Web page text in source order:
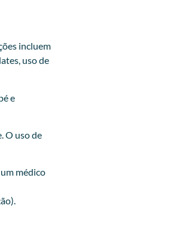
incluem
uso de
e
O uso de
médico